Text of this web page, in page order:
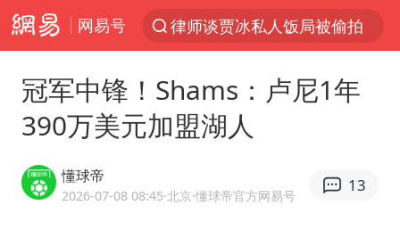
网易号
律师谈贾冰私人饭局被偷拍
克雷桑回应绝杀津门虎
人形机器人第一股
多地银行上调存款利率
冠军中锋！Shams：卢尼1年
390万美元加盟湖人
懂球帝
2026-07-08 08:45·北京·懂球帝官方网易号
13